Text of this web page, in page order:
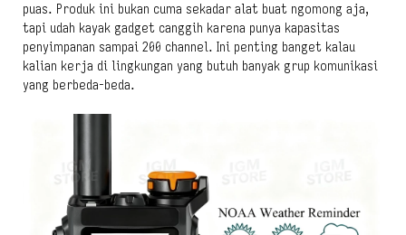
puas. Produk ini bukan cuma sekadar alat buat ngomong aja,
tapi udah kayak gadget canggih karena punya kapasitas
penyimpanan sampai 200 channel. Ini penting banget kalau
kalian kerja di lingkungan yang butuh banyak grup komunikasi
yang berbeda-beda.